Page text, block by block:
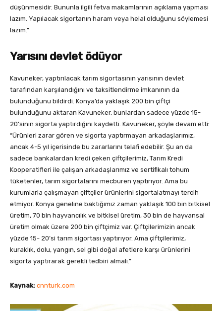
düşünmesidir. Bununla ilgili fetva makamlarının açıklama yapması
lazım. Yapılacak sigortanın haram veya helal olduğunu söylemesi
lazım.”
Yarısını devlet ödüyor
Kavuneker, yaptırılacak tarım sigortasının yarısının devlet
tarafından karşılandığını ve taksitlendirme imkanının da
bulunduğunu bildirdi. Konya’da yaklaşık 200 bin çiftçi
bulunduğunu aktaran Kavuneker, bunlardan sadece yüzde 15-
20’sinin sigorta yaptırdığını kaydetti. Kavuneker, şöyle devam etti:
“Ürünleri zarar gören ve sigorta yaptırmayan arkadaşlarımız,
ancak 4-5 yıl içerisinde bu zararlarını telafi edebilir. Şu an da
sadece bankalardan kredi çeken çiftçilerimiz, Tarım Kredi
Kooperatifleri ile çalışan arkadaşlarımız ve sertifikalı tohum
tüketenler, tarım sigortalarını mecburen yaptırıyor. Ama bu
kurumlarla çalışmayan çiftçiler ürünlerini sigortalatmayı tercih
etmiyor. Konya geneline baktığımız zaman yaklaşık 100 bin bitkisel
üretim, 70 bin hayvancılık ve bitkisel üretim, 30 bin de hayvansal
üretim olmak üzere 200 bin çiftçimiz var. Çiftçilerimizin ancak
yüzde 15- 20’si tarım sigortası yaptırıyor. Ama çiftçilerimiz,
kuraklık, dolu, yangın, sel gibi doğal afetlere karşı ürünlerini
sigorta yaptırarak gerekli tedbiri almalı.”
Kaynak: cnnturk.com